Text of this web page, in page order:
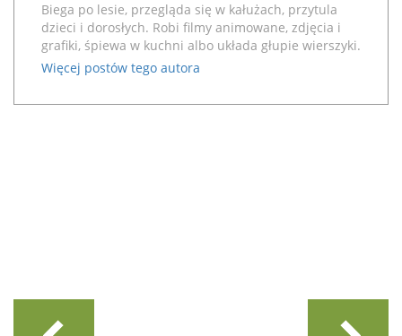
Biega po lesie, przegląda się w kałużach, przytula
dzieci i dorosłych. Robi filmy animowane, zdjęcia i
grafiki, śpiewa w kuchni albo układa głupie wierszyki.
Więcej postów tego autora